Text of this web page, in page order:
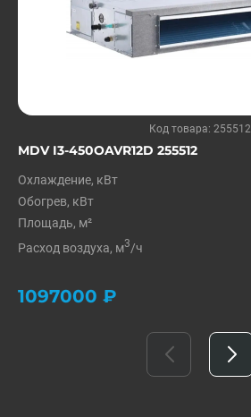
Код товара: 255512
MDV I3-450OAVR12D 255512
Охлаждение, кВт
Обогрев, кВт
Площадь, м²
Расход воздуха, м3/ч
1097000 ₽